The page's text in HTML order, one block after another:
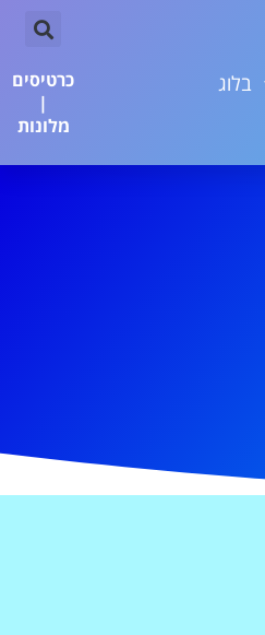
בלוג
כרטיסים
|
מלונות